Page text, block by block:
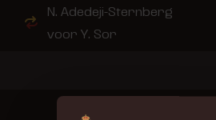
N. Adedeji-Sternberg
voor Y. Sor